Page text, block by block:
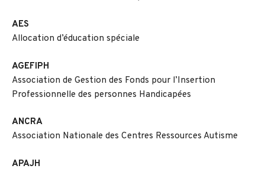
AES
Allocation d’éducation spéciale
AGEFIPH
Association de Gestion des Fonds pour l’Insertion
Professionnelle des personnes Handicapées
ANCRA
Association Nationale des Centres Ressources Autisme
APAJH